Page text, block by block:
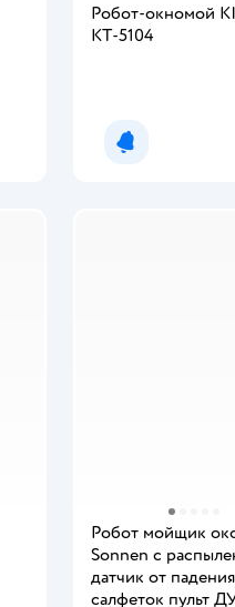
Робот-окномой
КТ-5104
Уведомить о
Робот мойщик
Sonnen с
датчик от
салфеток пульт